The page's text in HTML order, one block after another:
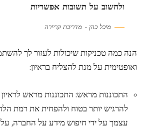
ולחשוב על תשובות אפשריות
מיכל כהן – מדריכת קריירה
הנה כמה טכניקות שיכולות לעזור לך
ואופטימית על מנת להצליח בראיון:
התכוננות מראש: התכוננות מראש
להרגיש יותר בטוח ולהפחית את רמת
עצמך על ידי חיפוש מידע על החברה, על